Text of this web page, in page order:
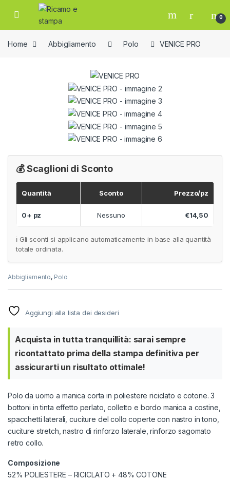
Skip to navigation
Skip to content
Open 0
Home Abbigliamento Polo VENICE PRO
💰 Scaglioni di Sconto
Quantità Sconto Prezzo/pz
0+ pz Nessuno €14,50
ℹ️ Gli sconti si applicano automaticamente in base alla quantità
totale ordinata.
Abbigliamento, Polo
Aggiungi alla lista dei desideri
Acquista in tutta tranquillità: sarai sempre
ricontattato prima della stampa definitiva per
assicurarti un risultato ottimale!
Polo da uomo a manica corta in poliestere riciclato e cotone. 3
bottoni in tinta effetto perlato, colletto e bordo manica a costine,
spacchetti laterali, cuciture del collo coperte con nastro in tono,
cuciture stretch, nastro di rinforzo laterale, rinforzo sagomato
retro collo.
Composizione
52% POLIESTERE – RICICLATO + 48% COTONE